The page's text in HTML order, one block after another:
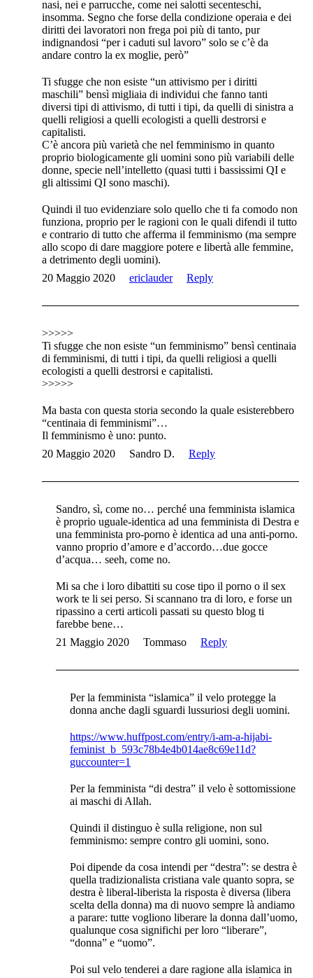
nasi, nei e parrucche, come nei salotti secenteschi,
insomma. Segno che forse della condizione operaia e dei
diritti dei lavoratori non frega poi più di tanto, pur
indignandosi “per i caduti sul lavoro” solo se c’è da
andare contro la ex moglie, però”
Ti sfugge che non esiste “un attivismo per i diritti
maschili” bensì migliaia di individui che fanno tanti
diversi tipi di attivismo, di tutti i tipi, da quelli di sinistra a
quelli religiosi a quelli ecologisti a quelli destrorsi e
capitalisti.
C’è ancora più varietà che nel femminismo in quanto
proprio biologicamente gli uomini sono più variabili delle
donne, specie nell’intelletto (quasi tutti i bassissimi QI e
gli altissimi QI sono maschi).
Quindi il tuo evidenziare solo quello che ti fa comodo non
funziona, proprio per le ragioni con le quali difendi il tutto
e contrario di tutto che afferma il femminismo (ma sempre
allo scopo di dare maggiore potere e libertà alle femmine,
a detrimento degli uomini).
20 Maggio 2020
ericlauder Reply
>>>>>
Ti sfugge che non esiste “un femminismo” bensì centinaia
di femminismi, di tutti i tipi, da quelli religiosi a quelli
ecologisti a quelli destrorsi e capitalisti.
>>>>>
Ma basta con questa storia secondo la quale esisterebbero
“centinaia di femminismi”…
Il femminismo è uno: punto.
20 Maggio 2020
Sandro D. Reply
Sandro, sì, come no… perché una femminista islamica
è proprio uguale-identica ad una femminista di Destra e
una femminista pro-porno è identica ad una anti-porno.
vanno proprio d’amore e d’accordo…due gocce
d’acqua… seeh, come no.
Mi sa che i loro dibattiti su cose tipo il porno o il sex
work te li sei perso. Si scannano tra di loro, e forse un
ripassino a certi articoli passati su questo blog ti
farebbe bene…
21 Maggio 2020
Tommaso Reply
Per la femminista “islamica” il velo protegge la
donna anche dagli sguardi lussuriosi degli uomini.
https://www.huffpost.com/entry/i-am-a-hijabi-
feminist_b_593c78b4e4b014ae8c69e11d?
guccounter=1
Per la femminista “di destra” il velo è sottomissione
ai maschi di Allah.
Quindi il distinguo è sulla religione, non sul
femminismo: sempre contro gli uomini, sono.
Poi dipende da cosa intendi per “destra”: se destra è
quella tradizionalista cristiana vale quanto sopra, se
destra è liberal-liberista la risposta è diversa (libera
scelta della donna) ma di nuovo sempre là andiamo
a parare: tutte vogliono liberare la donna dall’uomo,
qualunque cosa significhi per loro “liberare”,
“donna” e “uomo”.
Poi sul velo tenderei a dare ragione alla islamica in